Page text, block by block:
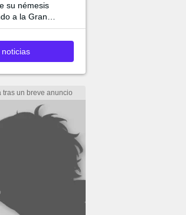
su némesis
a la Gran
2024
noticias